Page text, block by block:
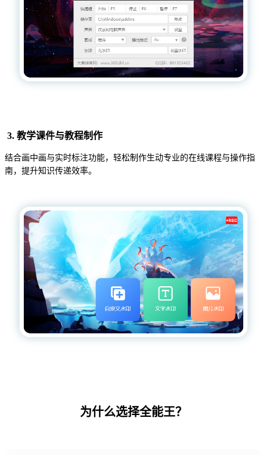
3. 教学课件与教程制作
结合画中画与实时标注功能，轻松制作生动专业的在线课程与操作指
南，提升知识传递效率。
为什么选择全能王？